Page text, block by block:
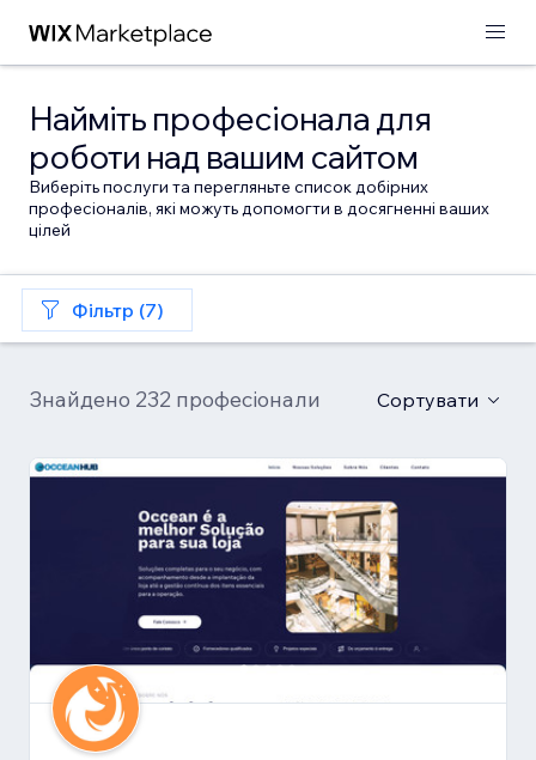
Найміть професіонала для
роботи над вашим сайтом
Виберіть послуги та перегляньте список добірних
професіоналів, які можуть допомогти в досягненні ваших
цілей
Фільтр (7)
Знайдено 232 професіонали Сортувати